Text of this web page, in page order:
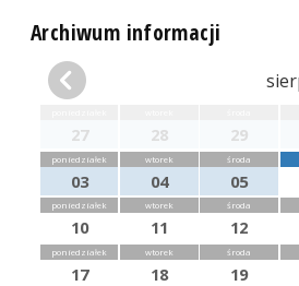
Archiwum informacji
27 28 29
poniedziałek
03
wtorek
04
środa
05
poniedziałek
10
wtorek
11
środa
12
poniedziałek
17
wtorek
18
środa
19